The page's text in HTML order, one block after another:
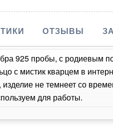
ОТЗЫВЫ
925 пробы, с родиевым
с мистик кварцем в
не темнеет со
для работы.